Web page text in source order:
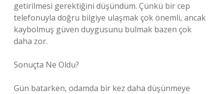
getirilmesi gerektiğini düşündüm. Çünkü bir cep
telefonuyla doğru bilgiye ulaşmak çok önemli, ancak
kaybolmuş güven duygusunu bulmak bazen çok
daha zor.
Sonuçta Ne Oldu?
Gün batarken, odamda bir kez daha düşünmeye